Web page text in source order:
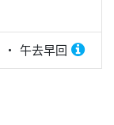
午去早回